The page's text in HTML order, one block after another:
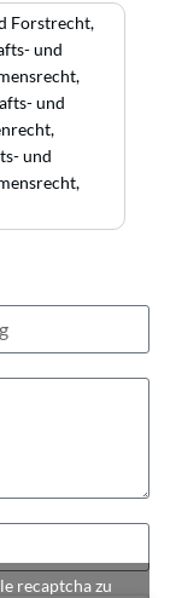
Forstrecht,
und
,
und
,
und
,
recaptcha zu